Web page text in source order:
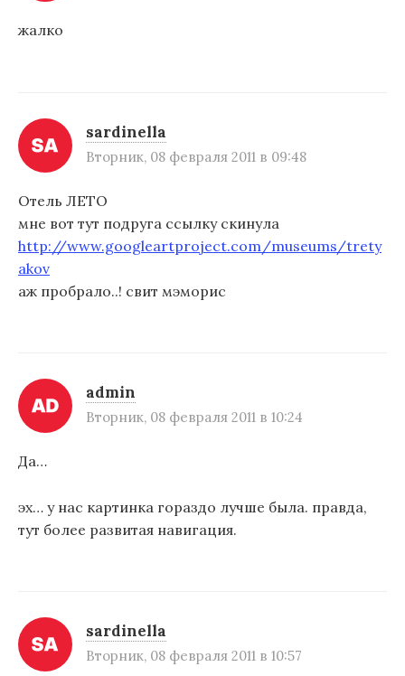
жалко
sardinella
Вторник, 08 февраля 2011 в 09:48
Отель ЛЕТО
мне вот тут подруга ссылку скинула
http://www.googleartproject.com/museums/trety
akov
аж пробрало..! свит мэморис
admin
Вторник, 08 февраля 2011 в 10:24
Да…
эх… у нас картинка гораздо лучше была. правда,
тут более развитая навигация.
sardinella
Вторник, 08 февраля 2011 в 10:57